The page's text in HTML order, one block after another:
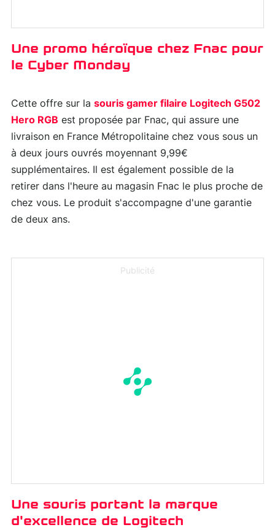
Une promo héroïque chez Fnac pour
le Cyber Monday
Cette offre sur la souris gamer filaire Logitech G502
Hero RGB est proposée par Fnac, qui assure une
livraison en France Métropolitaine chez vous sous un
à deux jours ouvrés moyennant 9,99€
supplémentaires. Il est également possible de la
retirer dans l'heure au magasin Fnac le plus proche de
chez vous. Le produit s'accompagne d'une garantie
de deux ans.
Publicité
Une souris portant la marque
d'excellence de Logitech